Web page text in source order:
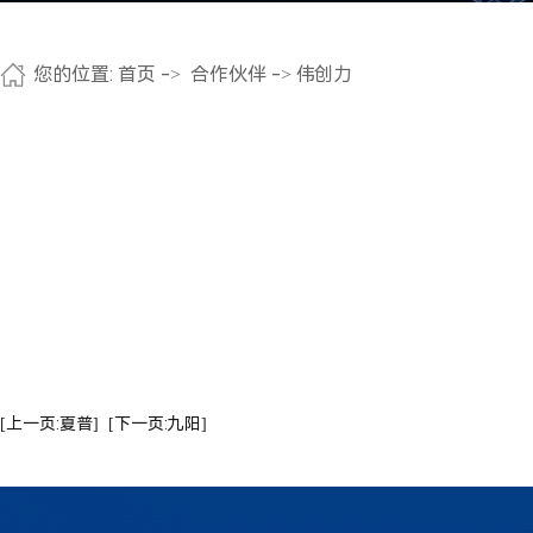
您的位置: 首页 -> 合作伙伴 -> 伟创力
[上一页:夏普] [下一页:九阳]